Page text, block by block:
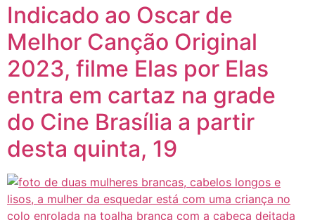
Indicado ao Oscar de
Melhor Canção Original
2023, filme Elas por Elas
entra em cartaz na grade
do Cine Brasília a partir
desta quinta, 19